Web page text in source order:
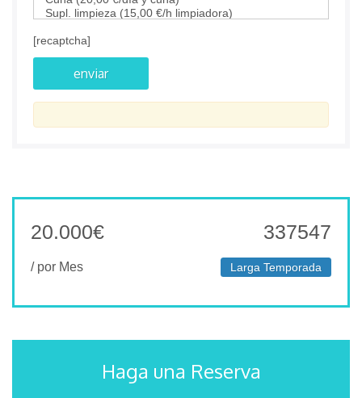
[recaptcha]
20.000€
/ por Mes
337547
Larga Temporada
Haga una Reserva